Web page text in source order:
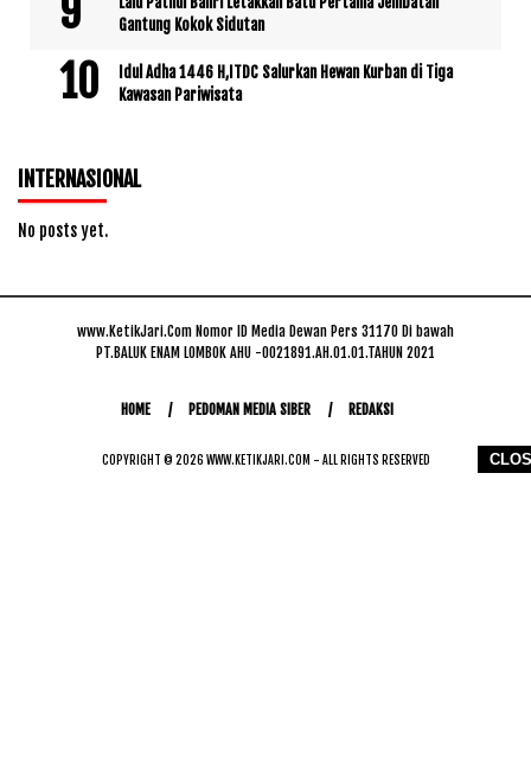
Gantung Kokok Sidutan
Idul Adha 1446 H,ITDC Salurkan Hewan Kurban di Tiga
Kawasan Pariwisata
INTERNASIONAL
No posts yet.
www.KetikJari.Com Nomor ID Media Dewan Pers 31170 Di bawah
PT.BALUK ENAM LOMBOK AHU -0021891.AH.01.01.TAHUN 2021
HOME PEDOMAN MEDIA SIBER REDAKSI
COPYRIGHT © 2026 WWW.KETIKJARI.COM - ALL RIGHTS RESERVED